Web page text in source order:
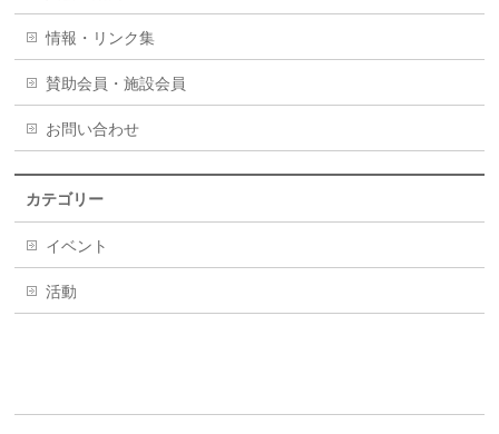
情報・リンク集
賛助会員・施設会員
お問い合わせ
カテゴリー
イベント
活動